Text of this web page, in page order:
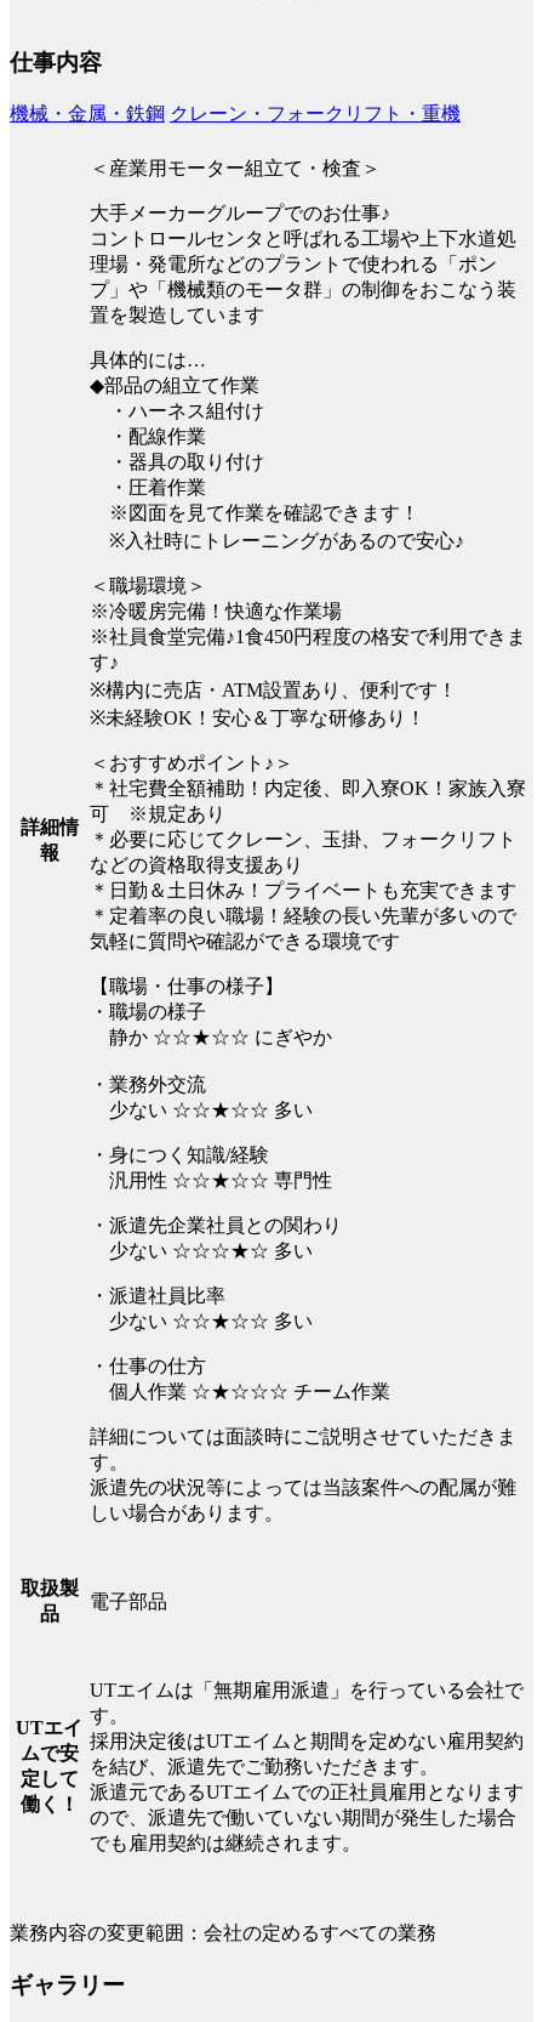
仕事内容
機械・金属・鉄鋼 クレーン・フォークリフト・重機
詳細情
報
＜産業用モーター組立て・検査＞
大手メーカーグループでのお仕事♪
コントロールセンタと呼ばれる工場や上下水道処
理場・発電所などのプラントで使われる「ポン
プ」や「機械類のモータ群」の制御をおこなう装
置を製造しています
具体的には…
◆部品の組立て作業
・ハーネス組付け
・配線作業
・器具の取り付け
・圧着作業
※図面を見て作業を確認できます！
※入社時にトレーニングがあるので安心♪
＜職場環境＞
※冷暖房完備！快適な作業場
※社員食堂完備♪1食450円程度の格安で利用できま
す♪
※構内に売店・ATM設置あり、便利です！
※未経験OK！安心＆丁寧な研修あり！
＜おすすめポイント♪＞
＊社宅費全額補助！内定後、即入寮OK！家族入寮
可 ※規定あり
＊必要に応じてクレーン、玉掛、フォークリフト
などの資格取得支援あり
＊日勤＆土日休み！プライベートも充実できます
＊定着率の良い職場！経験の長い先輩が多いので
気軽に質問や確認ができる環境です
【職場・仕事の様子】
・職場の様子
静か ☆☆★☆☆ にぎやか
・業務外交流
少ない ☆☆★☆☆ 多い
・身につく知識/経験
汎用性 ☆☆★☆☆ 専門性
・派遣先企業社員との関わり
少ない ☆☆☆★☆ 多い
・派遣社員比率
少ない ☆☆★☆☆ 多い
・仕事の仕方
個人作業 ☆★☆☆☆ チーム作業
詳細については面談時にご説明させていただきま
す。
派遣先の状況等によっては当該案件への配属が難
しい場合があります。
取扱製
品
電子部品
UTエイ
ムで安
定して
働く！
UTエイムは「無期雇用派遣」を行っている会社で
す。
採用決定後はUTエイムと期間を定めない雇用契約
を結び、派遣先でご勤務いただきます。
派遣元であるUTエイムでの正社員雇用となります
ので、派遣先で働いていない期間が発生した場合
でも雇用契約は継続されます。
業務内容の変更範囲：会社の定めるすべての業務
ギャラリー